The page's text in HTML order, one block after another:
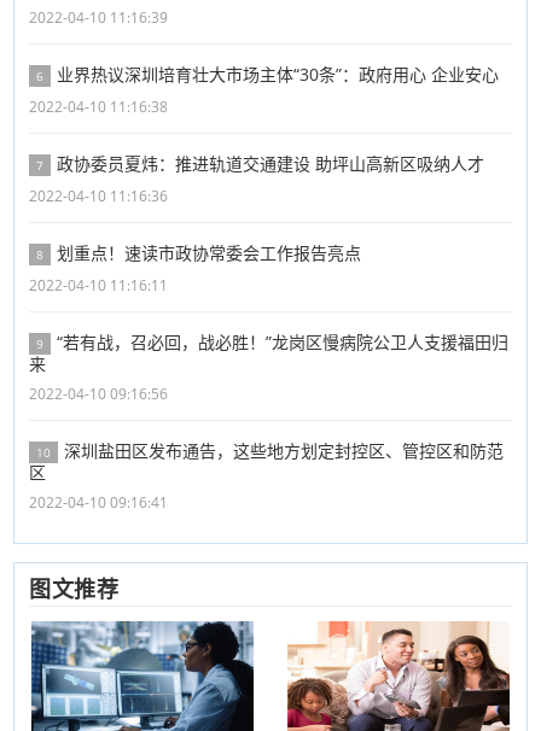
2022-04-10 11:16:39
6 业界热议深圳培育壮大市场主体“30条”：政府用心 企业安心
2022-04-10 11:16:38
7 政协委员夏炜：推进轨道交通建设 助坪山高新区吸纳人才
2022-04-10 11:16:36
8 划重点！速读市政协常委会工作报告亮点
2022-04-10 11:16:11
9
“若有战，召必回，战必胜！”龙岗区慢病院公卫人支援福田归
来
2022-04-10 09:16:56
10
深圳盐田区发布通告，这些地方划定封控区、管控区和防范
区
2022-04-10 09:16:41
图文推荐